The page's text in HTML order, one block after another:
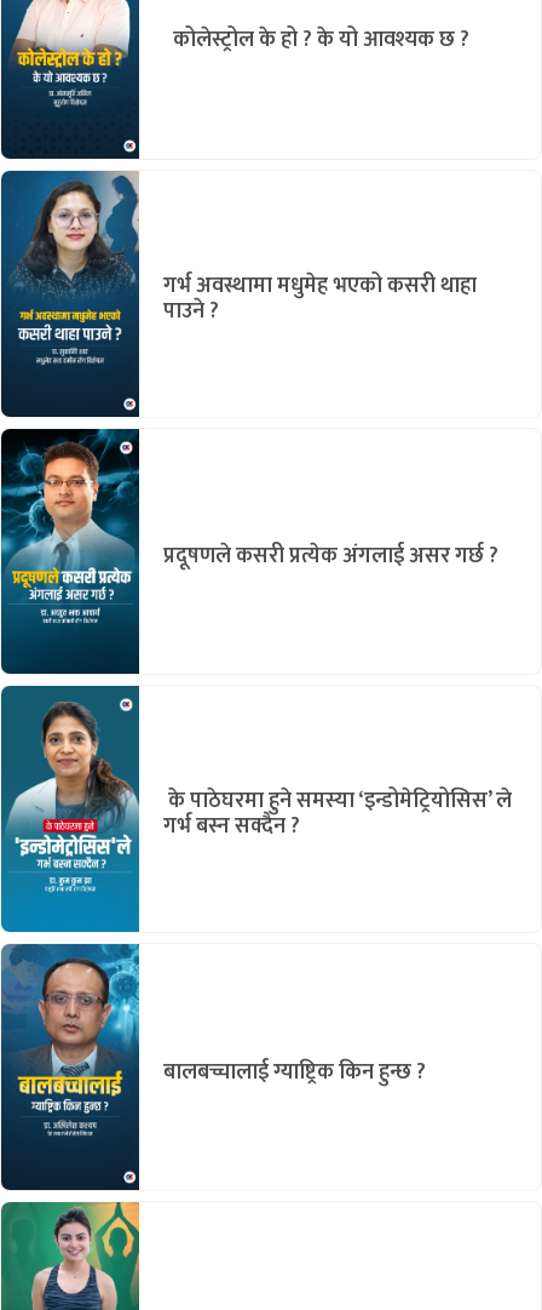
कोलेस्ट्रोल के हो ? के यो आवश्यक छ ?
गर्भ अवस्थामा मधुमेह भएको कसरी थाहा
पाउने ?
प्रदूषणले कसरी प्रत्येक अंगलाई असर गर्छ ?
के पाठेघरमा हुने समस्या ‘इन्डोमेट्रियोसिस’ ले
गर्भ बस्न सक्दैन ?
बालबच्चालाई ग्याष्ट्रिक किन हुन्छ ?